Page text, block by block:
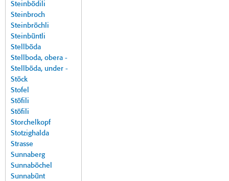
Steinbödili
Steinbroch
Steinbröchli
Steinbüntli
Stellböda
Stellboda, obera -
Stellböda, under -
Stöck
Stofel
Stöfili
Stöfili
Storchelkopf
Stotzighalda
Strasse
Sunnaberg
Sunnaböchel
Sunnabünt